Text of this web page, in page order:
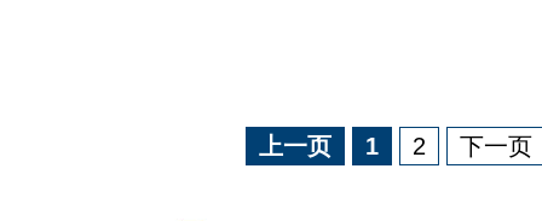
上一页 1 2 下一页